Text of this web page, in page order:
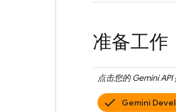
准备工作
点击您的Gemini API
Gemini